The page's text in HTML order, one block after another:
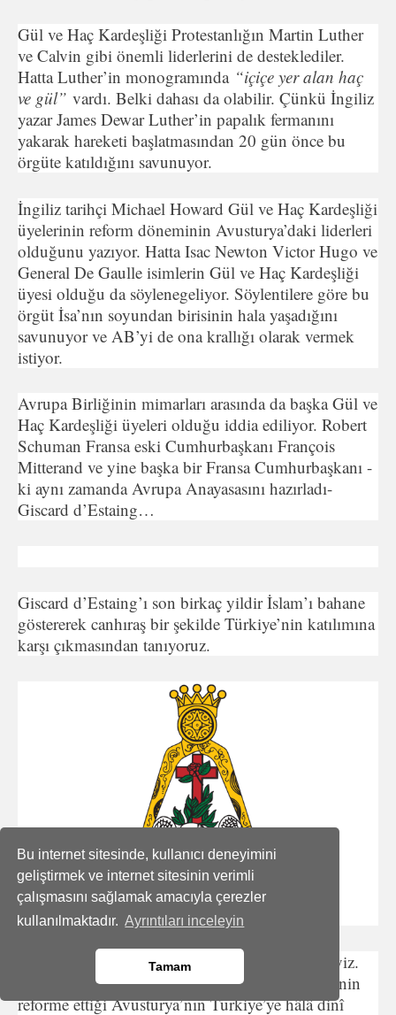
Bu internet sitesinde, kullanıcı deneyimini
geliştirmek ve internet sitesinin verimli
çalışmasını sağlamak amacıyla çerezler
kullanılmaktadır. Ayrıntıları inceleyin
Tamam
Gül ve Haç Kardeşliği Protestanlığın Martin Luther
ve Calvin gibi önemli liderlerini de desteklediler.
Hatta Luther’in monogramında “içiçe yer alan haç
ve gül” vardı. Belki dahası da olabilir. Çünkü İngiliz
yazar James Dewar Luther’in papalık fermanını
yakarak hareketi başlatmasından 20 gün önce bu
örgüte katıldığını savunuyor.
İngiliz tarihçi Michael Howard Gül ve Haç Kardeşliği
üyelerinin reform döneminin Avusturya’daki liderleri
olduğunu yazıyor. Hatta Isac Newton Victor Hugo ve
General De Gaulle isimlerin Gül ve Haç Kardeşliği
üyesi olduğu da söylenegeliyor. Söylentilere göre bu
örgüt İsa’nın soyundan birisinin hala yaşadığını
savunuyor ve AB’yi de ona krallığı olarak vermek
istiyor.
Avrupa Birliğinin mimarları arasında da başka Gül ve
Haç Kardeşliği üyeleri olduğu iddia ediliyor. Robert
Schuman Fransa eski Cumhurbaşkanı François
Mitterand ve yine başka bir Fransa Cumhurbaşkanı -
ki aynı zamanda Avrupa Anayasasını hazırladı-
Giscard d’Estaing…
Giscard d’Estaing’ı son birkaç yildir İslam’ı bahane
göstererek canhıraş bir şekilde Türkiye’nin katılımına
karşı çıkmasından tanıyoruz.
Belki Sarkozy ve Villepin’den de şüphelenmeliyiz.
Hatta Schüssel ve Gül ve Haç Kardeşliği üyelerinin
reforme ettiği Avusturya’nın Türkiye’ye hâlâ dinî